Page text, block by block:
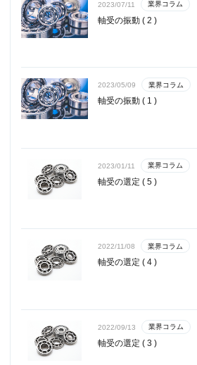
2023/07/11 業界コラム
軸受の振動 ( 2 )
2023/05/09 業界コラム
軸受の振動 ( 1 )
2023/01/11 業界コラム
軸受の選定 ( 5 )
2022/11/08 業界コラム
軸受の選定 ( 4 )
2022/09/13 業界コラム
軸受の選定 ( 3 )